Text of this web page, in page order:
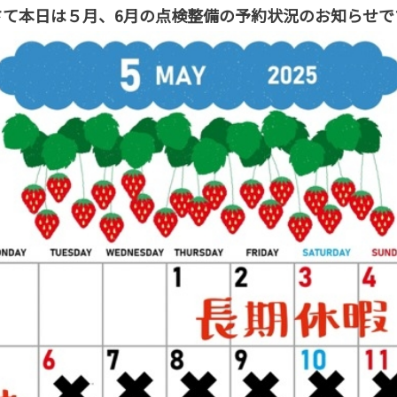
本日は５月、6月の点検整備の予約状況のお知らせ